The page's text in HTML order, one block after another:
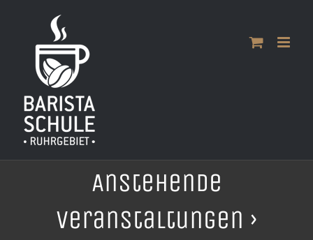
springen
Anstehende
Veranstaltungen ›